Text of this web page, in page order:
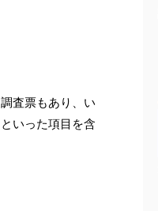
査票もあり、い
いった項目を含